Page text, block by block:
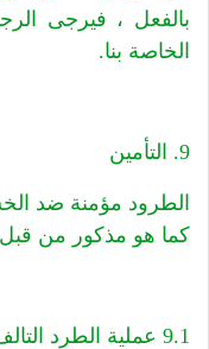
بالفعل ، فيرجى
الخاصة بنا.
9. التأمين
الطرود مؤمنة ضد
كما هو مذكور من
9.1 عملية الطرد التالف أثناء النقل